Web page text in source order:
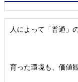
人によって「普通」
育った環境も、価値